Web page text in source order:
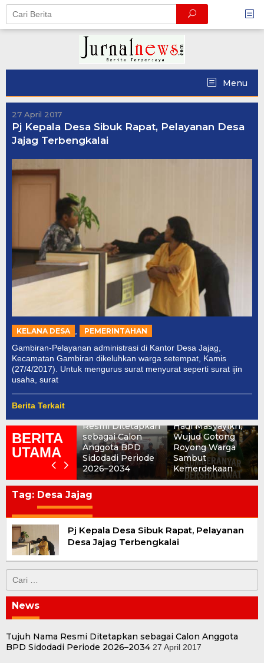
Skip
content
Menu
27 April 2017
Pj Kepala Desa Sibuk Rapat, Pelayanan Desa
Jajag Terbengkalai
KELANA DESA , PEMERINTAHAN
Gambiran-Pelayanan administrasi di Kantor Desa Jajag,
Kecamatan Gambiran dikeluhkan warga setempat, Kamis
(27/4/2017). Untuk mengurus surat menyurat seperti surat ijin
usaha, surat
Berita Terkait
BERITA
UTAMA
Resmi Ditetapkan
sebagai Calon
Anggota BPD
Sidodadi Periode
2026–2034
SUMBERANYAR
Haul Masyayikh,
Wujud Gotong
Royong Warga
Sambut
Kemerdekaan
Tag: Desa Jajag
Pj Kepala Desa Sibuk Rapat, Pelayanan
Desa Jajag Terbengkalai
untuk:
News
Tujuh Nama Resmi Ditetapkan sebagai Calon Anggota
BPD Sidodadi Periode 2026–2034 27 April 2017